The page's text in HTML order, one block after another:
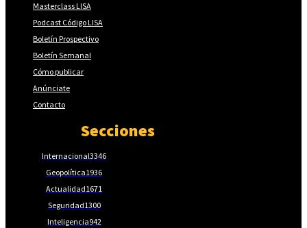
Masterclass LISA
Podcast Código LISA
Boletín Prospectivo
Boletín Semanal
Cómo publicar
Anúnciate
Contacto
Secciones
Internacional3346
Geopolítica1936
Actualidad1671
Seguridad1300
Inteligencia942